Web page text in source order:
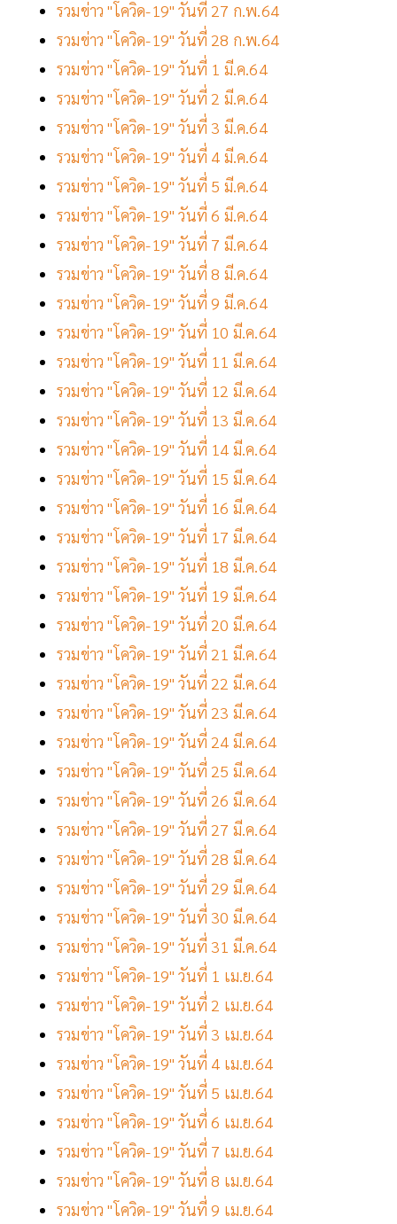
รวมข่าว "โควิด-19" วันที่ 27 ก.พ.64
รวมข่าว "โควิด-19" วันที่ 28 ก.พ.64
รวมข่าว "โควิด-19" วันที่ 1 มี.ค.64
รวมข่าว "โควิด-19" วันที่ 2 มี.ค.64
รวมข่าว "โควิด-19" วันที่ 3 มี.ค.64
รวมข่าว "โควิด-19" วันที่ 4 มี.ค.64
รวมข่าว "โควิด-19" วันที่ 5 มี.ค.64
รวมข่าว "โควิด-19" วันที่ 6 มี.ค.64
รวมข่าว "โควิด-19" วันที่ 7 มี.ค.64
รวมข่าว "โควิด-19" วันที่ 8 มี.ค.64
รวมข่าว "โควิด-19" วันที่ 9 มี.ค.64
รวมข่าว "โควิด-19" วันที่ 10 มี.ค.64
รวมข่าว "โควิด-19" วันที่ 11 มี.ค.64
รวมข่าว "โควิด-19" วันที่ 12 มี.ค.64
รวมข่าว "โควิด-19" วันที่ 13 มี.ค.64
รวมข่าว "โควิด-19" วันที่ 14 มี.ค.64
รวมข่าว "โควิด-19" วันที่ 15 มี.ค.64
รวมข่าว "โควิด-19" วันที่ 16 มี.ค.64
รวมข่าว "โควิด-19" วันที่ 17 มี.ค.64
รวมข่าว "โควิด-19" วันที่ 18 มี.ค.64
รวมข่าว "โควิด-19" วันที่ 19 มี.ค.64
รวมข่าว "โควิด-19" วันที่ 20 มี.ค.64
รวมข่าว "โควิด-19" วันที่ 21 มี.ค.64
รวมข่าว "โควิด-19" วันที่ 22 มี.ค.64
รวมข่าว "โควิด-19" วันที่ 23 มี.ค.64
รวมข่าว "โควิด-19" วันที่ 24 มี.ค.64
รวมข่าว "โควิด-19" วันที่ 25 มี.ค.64
รวมข่าว "โควิด-19" วันที่ 26 มี.ค.64
รวมข่าว "โควิด-19" วันที่ 27 มี.ค.64
รวมข่าว "โควิด-19" วันที่ 28 มี.ค.64
รวมข่าว "โควิด-19" วันที่ 29 มี.ค.64
รวมข่าว "โควิด-19" วันที่ 30 มี.ค.64
รวมข่าว "โควิด-19" วันที่ 31 มี.ค.64
รวมข่าว "โควิด-19" วันที่ 1 เม.ย.64
รวมข่าว "โควิด-19" วันที่ 2 เม.ย.64
รวมข่าว "โควิด-19" วันที่ 3 เม.ย.64
รวมข่าว "โควิด-19" วันที่ 4 เม.ย.64
รวมข่าว "โควิด-19" วันที่ 5 เม.ย.64
รวมข่าว "โควิด-19" วันที่ 6 เม.ย.64
รวมข่าว "โควิด-19" วันที่ 7 เม.ย.64
รวมข่าว "โควิด-19" วันที่ 8 เม.ย.64
รวมข่าว "โควิด-19" วันที่ 9 เม.ย.64